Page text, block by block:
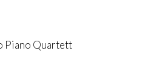
Piano Quartett